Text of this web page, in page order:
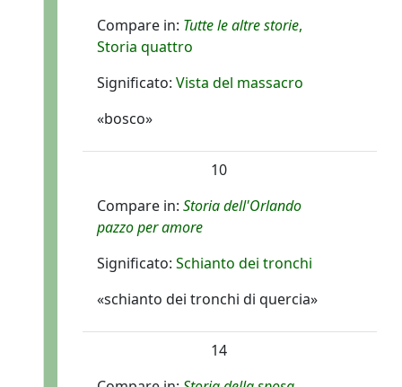
Compare in: Tutte le altre storie,
Storia quattro
Significato: Vista del massacro
«bosco»
10
Compare in: Storia dell'Orlando
pazzo per amore
Significato: Schianto dei tronchi
«schianto dei tronchi di quercia»
14